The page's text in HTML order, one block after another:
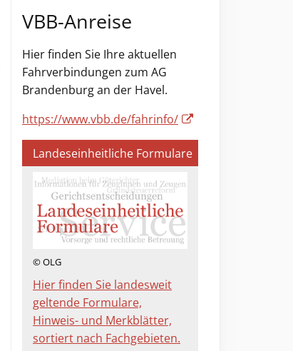
VBB-Anreise
Hier finden Sie Ihre aktuellen
Fahrverbindungen zum AG
Brandenburg an der Havel.
https://www.vbb.de/fahrinfo/
Landeseinheitliche Formulare
© OLG
Hier finden Sie landesweit
geltende Formulare,
Hinweis- und Merkblätter,
sortiert nach Fachgebieten.